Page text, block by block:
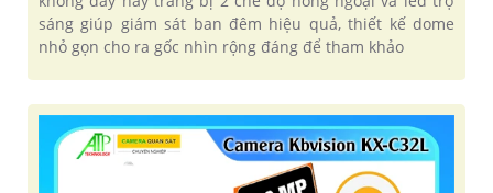
sáng giúp giám sát ban đêm hiệu quả, thiết kế dome
nhỏ gọn cho ra gốc nhìn rộng đáng để tham khảo